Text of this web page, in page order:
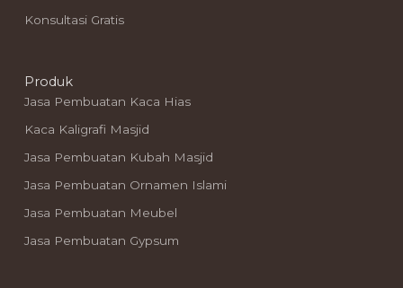
Konsultasi Gratis
Produk
Jasa Pembuatan Kaca Hias
Kaca Kaligrafi Masjid
Jasa Pembuatan Kubah Masjid
Jasa Pembuatan Ornamen Islami
Jasa Pembuatan Meubel
Jasa Pembuatan Gypsum